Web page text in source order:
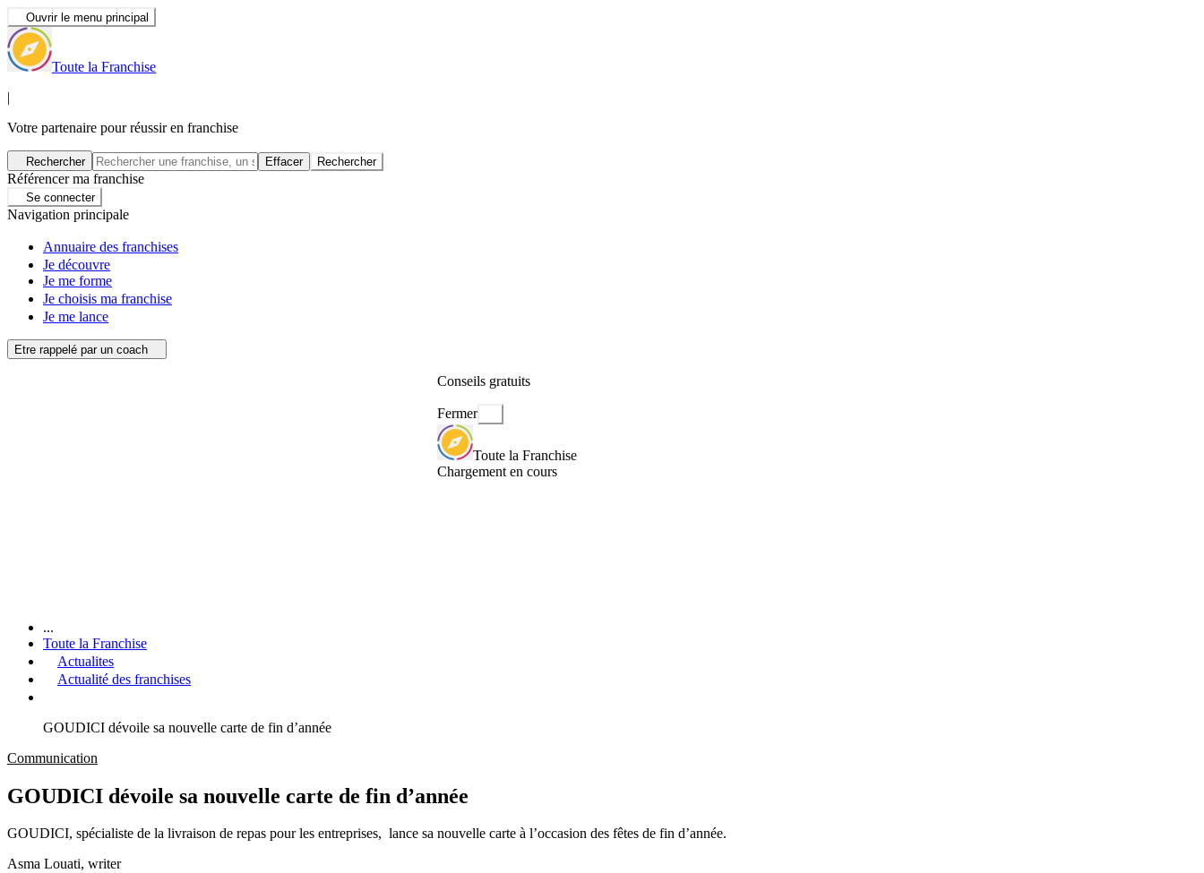
Ouvrir le menu principal
Toute la Franchise
|
Votre partenaire pour réussir en franchise
Rechercher Effacer Rechercher
Référencer ma franchise
Se connecter
Navigation principale
Annuaire des franchises
Je découvre
Je me forme
Je choisis ma franchise
Je me lance
Etre rappelé par un coach
Conseils gratuits
Fermer
Toute la Franchise
Chargement en cours
...
Toute la Franchise
Actualites
Actualité des franchises
GOUDICI dévoile sa nouvelle carte de fin d’année
Communication
GOUDICI dévoile sa nouvelle carte de fin d’année
GOUDICI, spécialiste de la livraison de repas pour les entreprises, lance sa nouvelle carte à l’occasion des fêtes de fin d’année.
Asma Louati, writer